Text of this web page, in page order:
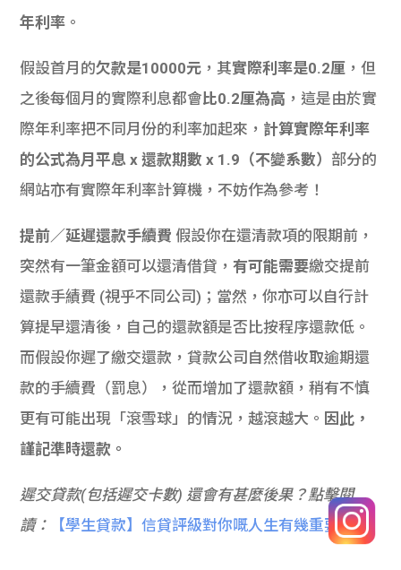
年利率 。
假設首月的欠款是10000元 ，其實際利率是0.2厘 ，但
之後每個月的實際利息都會比0.2厘為高 ，這是由於實
際年利率把不同月份的利率加起來， 計算實際年利率
的公式為月平息 x 還款期數 x 1.9（不變系數） 部分的
網站亦有實際年利率計算機，不妨作為參考！
提前／延遲還款手續費 假設你在還清款項的限期前，
突然有一筆金額可以還清借貸，有可能需要繳交提前
還款手績費 (視乎不同公司)；當然，你亦可以自行計
算提早還清後，自己的還款額是否比按程序還款低。
而假設你遲了繳交還款，貸款公司自然借收取逾期還
款的手續費（罰息），從而增加了還款額，稍有不慎
更有可能出現「滾雪球」的情況，越滾越大。 因此，
謹記準時還款。
遲交貸款(包括遲交卡數) 還會有甚麼後果？點擊閱
讀：
【學生貸款】信貸評級對你嘅人生有幾重要？